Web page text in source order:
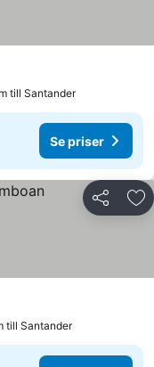
till Santander
Se priser
Dela
till Santander